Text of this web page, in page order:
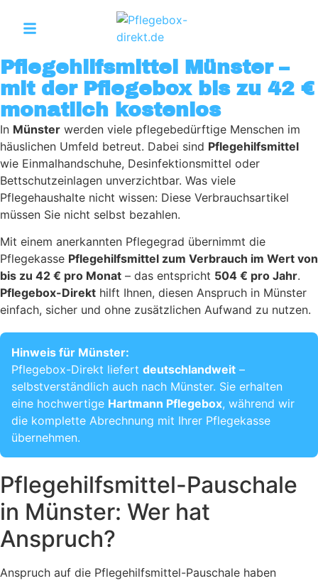
Pflegehilfsmittel Münster –
mit der Pflegebox bis zu 42 €
monatlich kostenlos
In Münster werden viele pflegebedürftige Menschen im
häuslichen Umfeld betreut. Dabei sind Pflegehilfsmittel
wie Einmalhandschuhe, Desinfektionsmittel oder
Bettschutzeinlagen unverzichtbar. Was viele
Pflegehaushalte nicht wissen: Diese Verbrauchsartikel
müssen Sie nicht selbst bezahlen.
Mit einem anerkannten Pflegegrad übernimmt die
Pflegekasse Pflegehilfsmittel zum Verbrauch im Wert von
bis zu 42 € pro Monat – das entspricht 504 € pro Jahr.
Pflegebox-Direkt hilft Ihnen, diesen Anspruch in Münster
einfach, sicher und ohne zusätzlichen Aufwand zu nutzen.
Hinweis für Münster:
Pflegebox-Direkt liefert deutschlandweit –
selbstverständlich auch nach Münster. Sie erhalten
eine hochwertige Hartmann Pflegebox, während wir
die komplette Abrechnung mit Ihrer Pflegekasse
übernehmen.
Pflegehilfsmittel-Pauschale
in Münster: Wer hat
Anspruch?
Anspruch auf die Pflegehilfsmittel-Pauschale haben